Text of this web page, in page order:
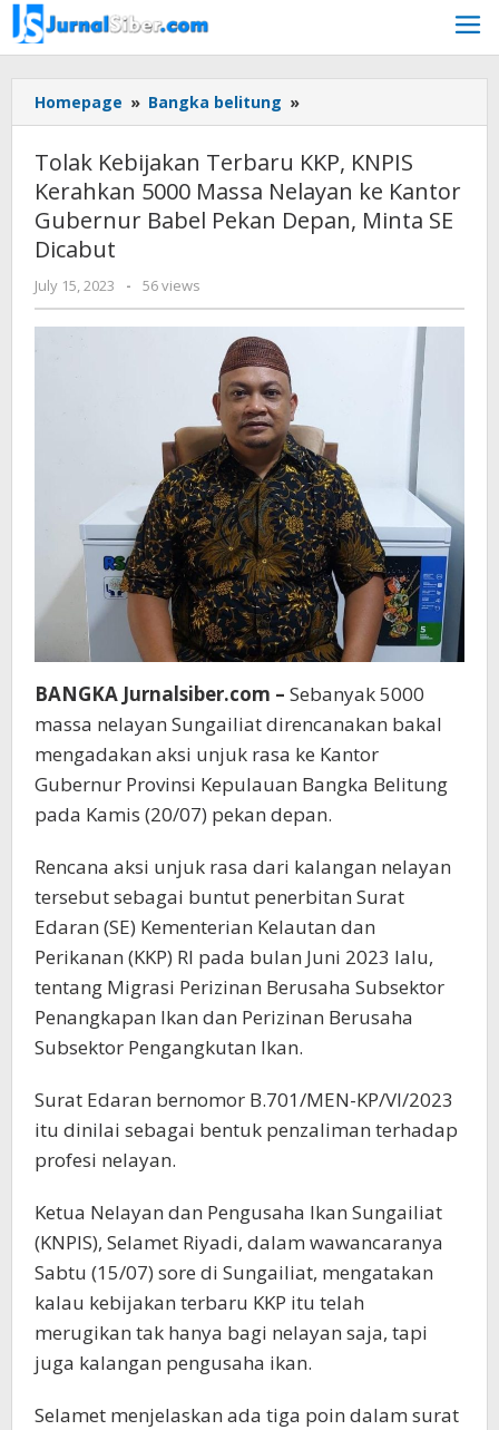
Skip
to
content
Homepage » Bangka belitung »
Kebijakan
KKP,
KNPIS
Kerahkan
5000
ke
Depan,
Minta
SE
Dicabut
Tolak Kebijakan Terbaru KKP, KNPIS
Kerahkan 5000 Massa Nelayan ke Kantor
Gubernur Babel Pekan Depan, Minta SE
Dicabut
July 15, 2023
by
Jurnalsiber
- 56 views
BANGKA Jurnalsiber.com – Sebanyak 5000
massa nelayan Sungailiat direncanakan bakal
mengadakan aksi unjuk rasa ke Kantor
Gubernur Provinsi Kepulauan Bangka Belitung
pada Kamis (20/07) pekan depan.
Rencana aksi unjuk rasa dari kalangan nelayan
tersebut sebagai buntut penerbitan Surat
Edaran (SE) Kementerian Kelautan dan
Perikanan (KKP) RI pada bulan Juni 2023 lalu,
tentang Migrasi Perizinan Berusaha Subsektor
Penangkapan Ikan dan Perizinan Berusaha
Subsektor Pengangkutan Ikan.
Surat Edaran bernomor B.701/MEN-KP/VI/2023
itu dinilai sebagai bentuk penzaliman terhadap
profesi nelayan.
Ketua Nelayan dan Pengusaha Ikan Sungailiat
(KNPIS), Selamet Riyadi, dalam wawancaranya
Sabtu (15/07) sore di Sungailiat, mengatakan
kalau kebijakan terbaru KKP itu telah
merugikan tak hanya bagi nelayan saja, tapi
juga kalangan pengusaha ikan.
Selamet menjelaskan ada tiga poin dalam surat